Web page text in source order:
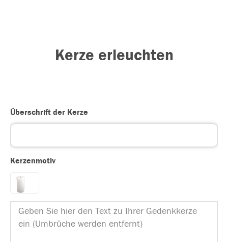
Kerze erleuchten
Überschrift der Kerze
Kerzenmotiv